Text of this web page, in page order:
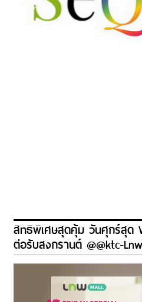
สิทธิพิเศษสุดคุ้ม วันศุกร์สุด
ต่อรับสงกรานต์ @@ktc-